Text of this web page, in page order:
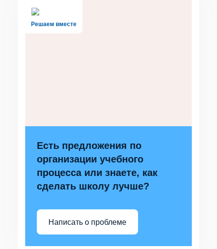
Решаем вместе
Есть предложения по
организации учебного
процесса или знаете, как
сделать школу лучше?
Написать о проблеме